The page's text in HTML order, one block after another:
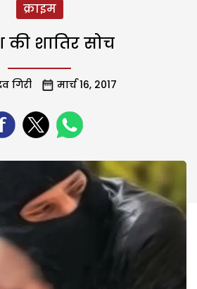
क्राइम
शातिर सोच
गिरी मार्च 16, 2017